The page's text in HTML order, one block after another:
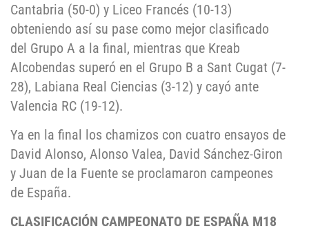
Cantabria (50-0) y Liceo Francés (10-13)
obteniendo así su pase como mejor clasificado
del Grupo A a la final, mientras que Kreab
Alcobendas superó en el Grupo B a Sant Cugat (7-
28), Labiana Real Ciencias (3-12) y cayó ante
Valencia RC (19-12).
Ya en la final los chamizos con cuatro ensayos de
David Alonso, Alonso Valea, David Sánchez-Giron
y Juan de la Fuente se proclamaron campeones
de España.
CLASIFICACIÓN CAMPEONATO DE ESPAÑA M18